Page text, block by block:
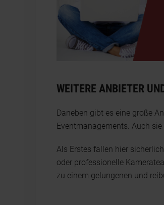
WEITERE ANBIETER
Daneben gibt es eine große
Eventmanagements. Auch
Als Erstes fallen hier
oder professionelle
zu einem gelungenen und